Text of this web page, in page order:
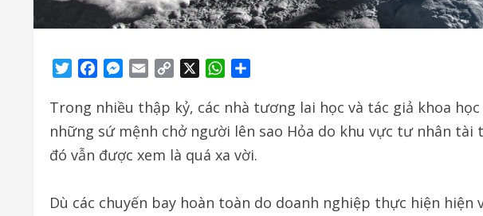
TwitterFacebookMessenger
Email
Copy
WhatsApp
Trong nhiều thập kỷ, các nhà tương lai học và tác giả khoa
những sứ mệnh chở người lên sao Hỏa do khu vực tư nhân tài
đó vẫn được xem là quá xa vời.
Dù các chuyến bay hoàn toàn do doanh nghiệp thực hiện